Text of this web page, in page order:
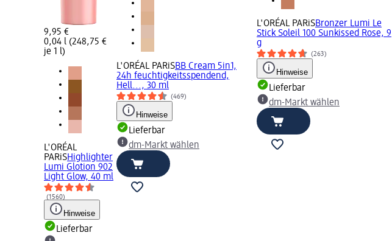
9,95 €
0,04 l (248,75 €
je 1 l)
L'ORÉAL
PARiSHighlighter
Lumi Glotion 902
Light Glow, 40 ml
(1560)
Hinweise
Lieferbar
L'ORÉAL PARiSBB Cream 5in1,
24h feuchtigkeitsspendend,
Hell..., 30 ml
(469)
Hinweise
Lieferbar
dm-Markt wählen
L'ORÉAL PARiSBronzer Lumi Le
Stick Soleil 100 Sunkissed Rose, 9
g
(263)
Hinweise
Lieferbar
dm-Markt wählen